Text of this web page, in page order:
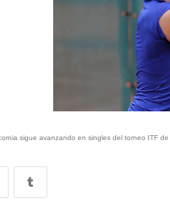
sigue avanzando en singles del torneo ITF de